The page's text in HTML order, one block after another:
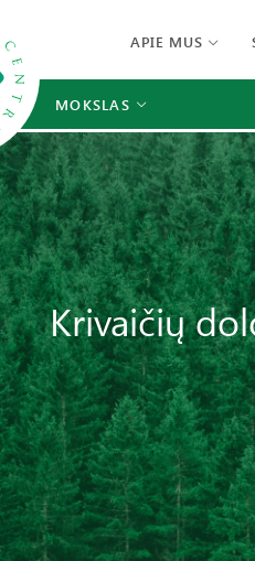
APIE MUS
MOKSLAS
Krivaičių